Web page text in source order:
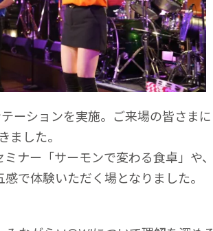
Mowi Norway
Mowi Poland
Mowi Scotland
Mowi Spain
（英文）に移動
ーションを実施。ご来場の皆さま
ました。
ナー「サーモンで変わる食卓」や
で体験いただく場となりました。